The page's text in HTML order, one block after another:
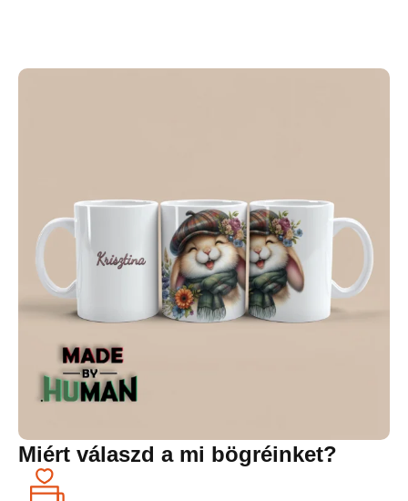
Miért válaszd a mi bögréinket?